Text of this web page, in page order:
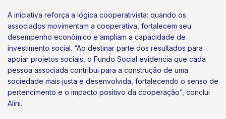
A iniciativa reforça a lógica cooperativista: quando os
associados movimentam a cooperativa, fortalecem seu
desempenho econômico e ampliam a capacidade de
investimento social. “Ao destinar parte dos resultados para
apoiar projetos sociais, o Fundo Social evidencia que cada
pessoa associada contribui para a construção de uma
sociedade mais justa e desenvolvida, fortalecendo o senso de
pertencimento e o impacto positivo da cooperação”, conclui
Alini.